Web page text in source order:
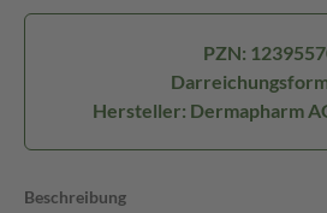
PZN:
Hersteller: Dermapharm
Beschreibung